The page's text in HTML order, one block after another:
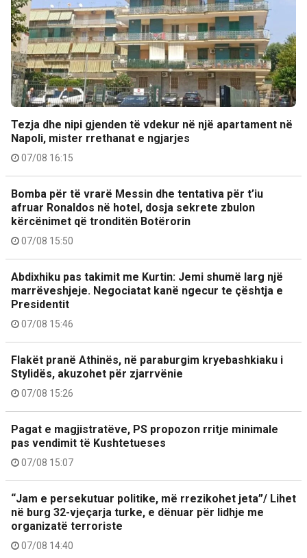
Tezja dhe nipi gjenden të vdekur në një apartament në
Napoli, mister rrethanat e ngjarjes
07/08 16:15
Bomba për të vrarë Messin dhe tentativa për t’iu
afruar Ronaldos në hotel, dosja sekrete zbulon
kërcënimet që tronditën Botërorin
07/08 15:50
Abdixhiku pas takimit me Kurtin: Jemi shumë larg një
marrëveshjeje. Negociatat kanë ngecur te çështja e
Presidentit
07/08 15:46
Flakët pranë Athinës, në paraburgim kryebashkiaku i
Stylidës, akuzohet për zjarrvënie
07/08 15:26
Pagat e magjistratëve, PS propozon rritje minimale
pas vendimit të Kushtetueses
07/08 15:07
“Jam e persekutuar politike, më rrezikohet jeta”/ Lihet
në burg 32-vjeçarja turke, e dënuar për lidhje me
organizatë terroriste
07/08 14:40